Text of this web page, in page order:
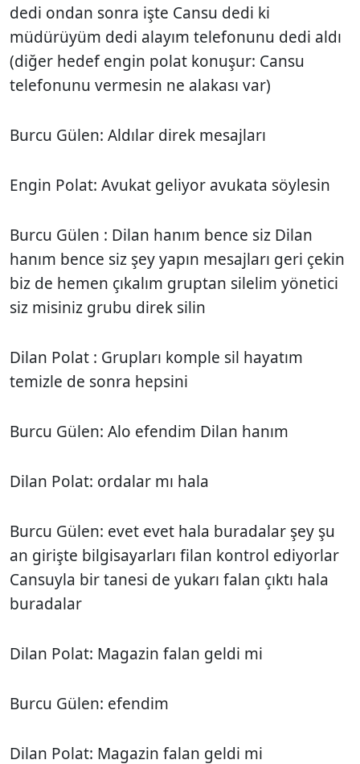
dedi ondan sonra işte Cansu dedi ki
müdürüyüm dedi alayım telefonunu dedi aldı
(diğer hedef engin polat konuşur: Cansu
telefonunu vermesin ne alakası var)
Burcu Gülen: Aldılar direk mesajları
Engin Polat: Avukat geliyor avukata söylesin
Burcu Gülen : Dilan hanım bence siz Dilan
hanım bence siz şey yapın mesajları geri çekin
biz de hemen çıkalım gruptan silelim yönetici
siz misiniz grubu direk silin
Dilan Polat : Grupları komple sil hayatım
temizle de sonra hepsini
Burcu Gülen: Alo efendim Dilan hanım
Dilan Polat: ordalar mı hala
Burcu Gülen: evet evet hala buradalar şey şu
an girişte bilgisayarları filan kontrol ediyorlar
Cansuyla bir tanesi de yukarı falan çıktı hala
buradalar
Dilan Polat: Magazin falan geldi mi
Burcu Gülen: efendim
Dilan Polat: Magazin falan geldi mi